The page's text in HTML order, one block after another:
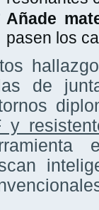
Añade
pasen los
de
y